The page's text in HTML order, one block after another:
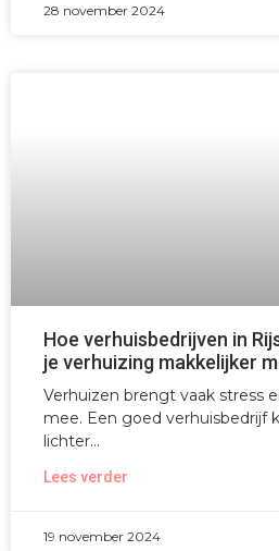
28 november 2024
Hoe verhuisbedrijven in
je verhuizing makkelijker
Verhuizen brengt vaak stress
mee. Een goed verhuisbedrijf
lichter
Lees verder
19 november 2024